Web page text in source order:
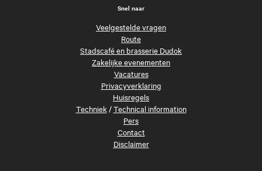
Snel naar
Veelgestelde vragen
Route
Stadscafé en brasserie Dudok
Zakelijke evenementen
Vacatures
Privacyverklaring
Huisregels
Techniek/Technical information
Pers
Contact
Disclaimer